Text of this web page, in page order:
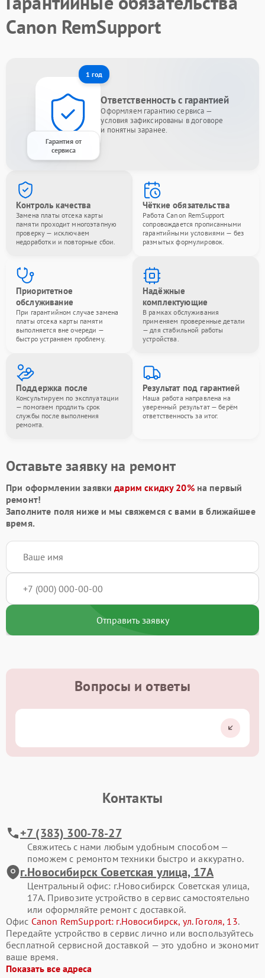
Canon RemSupport
1 год
Гарантия от
сервиса
Ответственность с гарантией
Оформляем гарантию сервиса —
условия зафиксированы в договоре
и понятны заранее.
Контроль качества
Замена платы отсека карты
памяти проходит многоэтапную
проверку — исключаем
недоработки и повторные сбои.
Чёткие обязательства
Работа Canon RemSupport
сопровождается прописанными
гарантийными условиями — без
размытых формулировок.
Приоритетное
обслуживание
При гарантийном случае замена
платы отсека карты памяти
выполняется вне очереди —
быстро устраняем проблему.
Надёжные
комплектующие
В рамках обслуживания
применяем проверенные детали
— для стабильной работы
устройства.
Поддержка после
Консультируем по эксплуатации
— помогаем продлить срок
службы после выполнения
ремонта.
Результат под гарантией
Наша работа направлена на
уверенный результат — берём
ответственность за итог.
Оставьте заявку на ремонт
При оформлении заявкидарим скидку 20%на первый
ремонт!
Заполните поля ниже и мы свяжемся с вами в ближайшее
время.
Отправить заявку
Вопросы и ответы
Контакты
+7 (383) 300-78-27
Свяжитесь с нами любым удобным способом —
поможем с ремонтом техники быстро и аккуратно.
г.Новосибирск Советская улица, 17А
Центральный офис: г.Новосибирск Советская улица,
17А. Привозите устройство в сервис самостоятельно
или оформляйте ремонт с доставкой.
Офис Canon RemSupport: г.Новосибирск, ул. Гоголя, 13.
Передайте устройство в сервис лично или воспользуйтесь
бесплатной сервисной доставкой — это удобно и экономит
ваше время.
Показать все адреса